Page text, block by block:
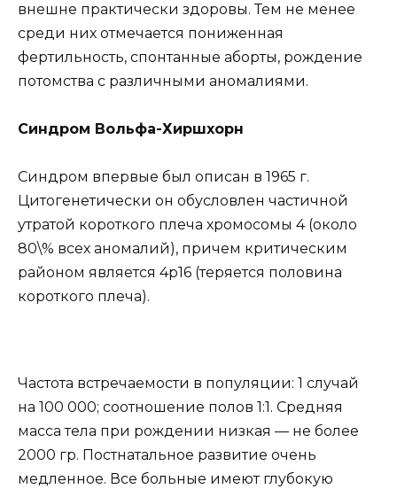
внешне практически здоровы. Тем не менее
среди них отмечается пониженная
фертильность, спонтанные аборты, рождение
потомства с различными аномалиями.
Синдром Вольфа-Хиршхорн
Синдром впервые был описан в 1965 г.
Цитогенетически он обусловлен частичной
утратой короткого плеча хромосомы 4 (около
80\% всех аномалий), причем критическим
районом является 4р16 (теряется половина
короткого плеча).
Частота встречаемости в популяции: 1 случай
на 100 000; соотношение полов 1:1. Средняя
масса тела при рождении низкая — не более
2000 гр. Постнатальное развитие очень
медленное. Все больные имеют глубокую